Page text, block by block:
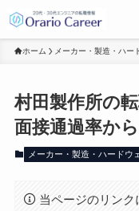
ホーム メーカー・製造・ハー
村田製作所の
面接通過率か
メーカー・製造・ハードウ
当ページのリンク